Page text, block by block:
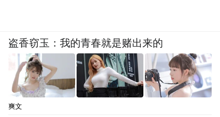
盗香窃玉：我的青春就是赌出来的
爽文